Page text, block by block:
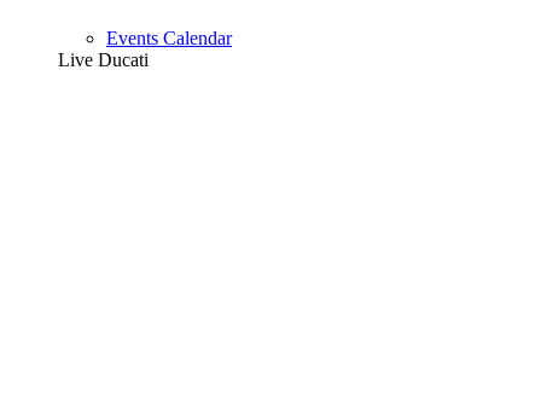
Events Calendar
Live Ducati